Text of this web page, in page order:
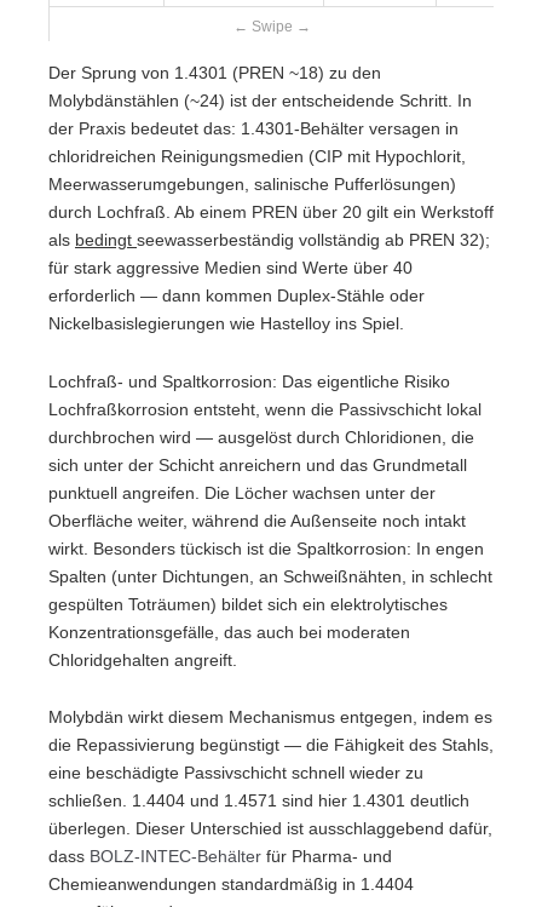
Der Sprung von 1.4301 (PREN ~18) zu den
Molybdänstählen (~24) ist der entscheidende Schritt. In
der Praxis bedeutet das: 1.4301-Behälter versagen in
chloridreichen Reinigungsmedien (CIP mit Hypochlorit,
Meerwasserumgebungen, salinische Pufferlösungen)
durch Lochfraß. Ab einem PREN über 20 gilt ein Werkstoff
als bedingt seewasserbeständig vollständig ab PREN 32);
für stark aggressive Medien sind Werte über 40
erforderlich — dann kommen Duplex-Stähle oder
Nickelbasislegierungen wie Hastelloy ins Spiel.
Lochfraß- und Spaltkorrosion: Das eigentliche Risiko
Lochfraßkorrosion entsteht, wenn die Passivschicht lokal
durchbrochen wird — ausgelöst durch Chloridionen, die
sich unter der Schicht anreichern und das Grundmetall
punktuell angreifen. Die Löcher wachsen unter der
Oberfläche weiter, während die Außenseite noch intakt
wirkt. Besonders tückisch ist die Spaltkorrosion: In engen
Spalten (unter Dichtungen, an Schweißnähten, in schlecht
gespülten Toträumen) bildet sich ein elektrolytisches
Konzentrationsgefälle, das auch bei moderaten
Chloridgehalten angreift.
Molybdän wirkt diesem Mechanismus entgegen, indem es
die Repassivierung begünstigt — die Fähigkeit des Stahls,
eine beschädigte Passivschicht schnell wieder zu
schließen. 1.4404 und 1.4571 sind hier 1.4301 deutlich
überlegen. Dieser Unterschied ist ausschlaggebend dafür,
dass BOLZ-INTEC-Behälter für Pharma- und
Chemieanwendungen standardmäßig in 1.4404